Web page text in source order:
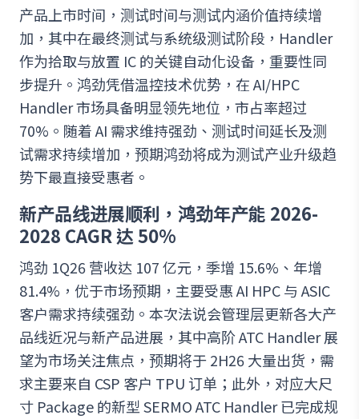
产品上市时间，测试时间与测试内涵价值持续增
加，其中在最终测试与系统级测试阶段，Handler
作为拾取与放置 IC 的关键自动化设备，重要性同
步提升。鸿劲凭借温控技术优势，在 AI/HPC
Handler 市场具备明显领先地位，市占率超过
70%。随着 AI 需求维持强劲、测试时间延长及测
试需求持续增加，预期鸿劲将成为测试产业升级趋
势下最直接受惠者。
新产品线进展顺利，鸿劲年产能 2026-
2028 CAGR 达 50%
鸿劲 1Q26 营收达 107 亿元，季增 15.6%、年增
81.4%，优于市场预期，主要受惠 AI HPC 与 ASIC
客户需求持续强劲。本次法说会管理层更新各大产
品线近况与新产品进展，其中高阶 ATC Handler 展
望为市场关注焦点，预期将于 2H26 大量出货，需
求主要来自 CSP 客户 TPU 订单；此外，对应大尺
寸 Package 的新型 SERMO ATC Handler 已完成规